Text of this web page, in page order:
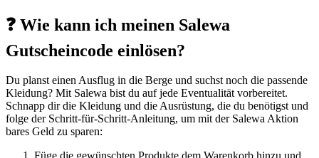
❓ Wie kann ich meinen Salewa
Gutscheincode einlösen?
Du planst einen Ausflug in die Berge und suchst noch die passende
Kleidung? Mit Salewa bist du auf jede Eventualität vorbereitet.
Schnapp dir die Kleidung und die Ausrüstung, die du benötigst und
folge der Schritt-für-Schritt-Anleitung, um mit der Salewa Aktion
bares Geld zu sparen: